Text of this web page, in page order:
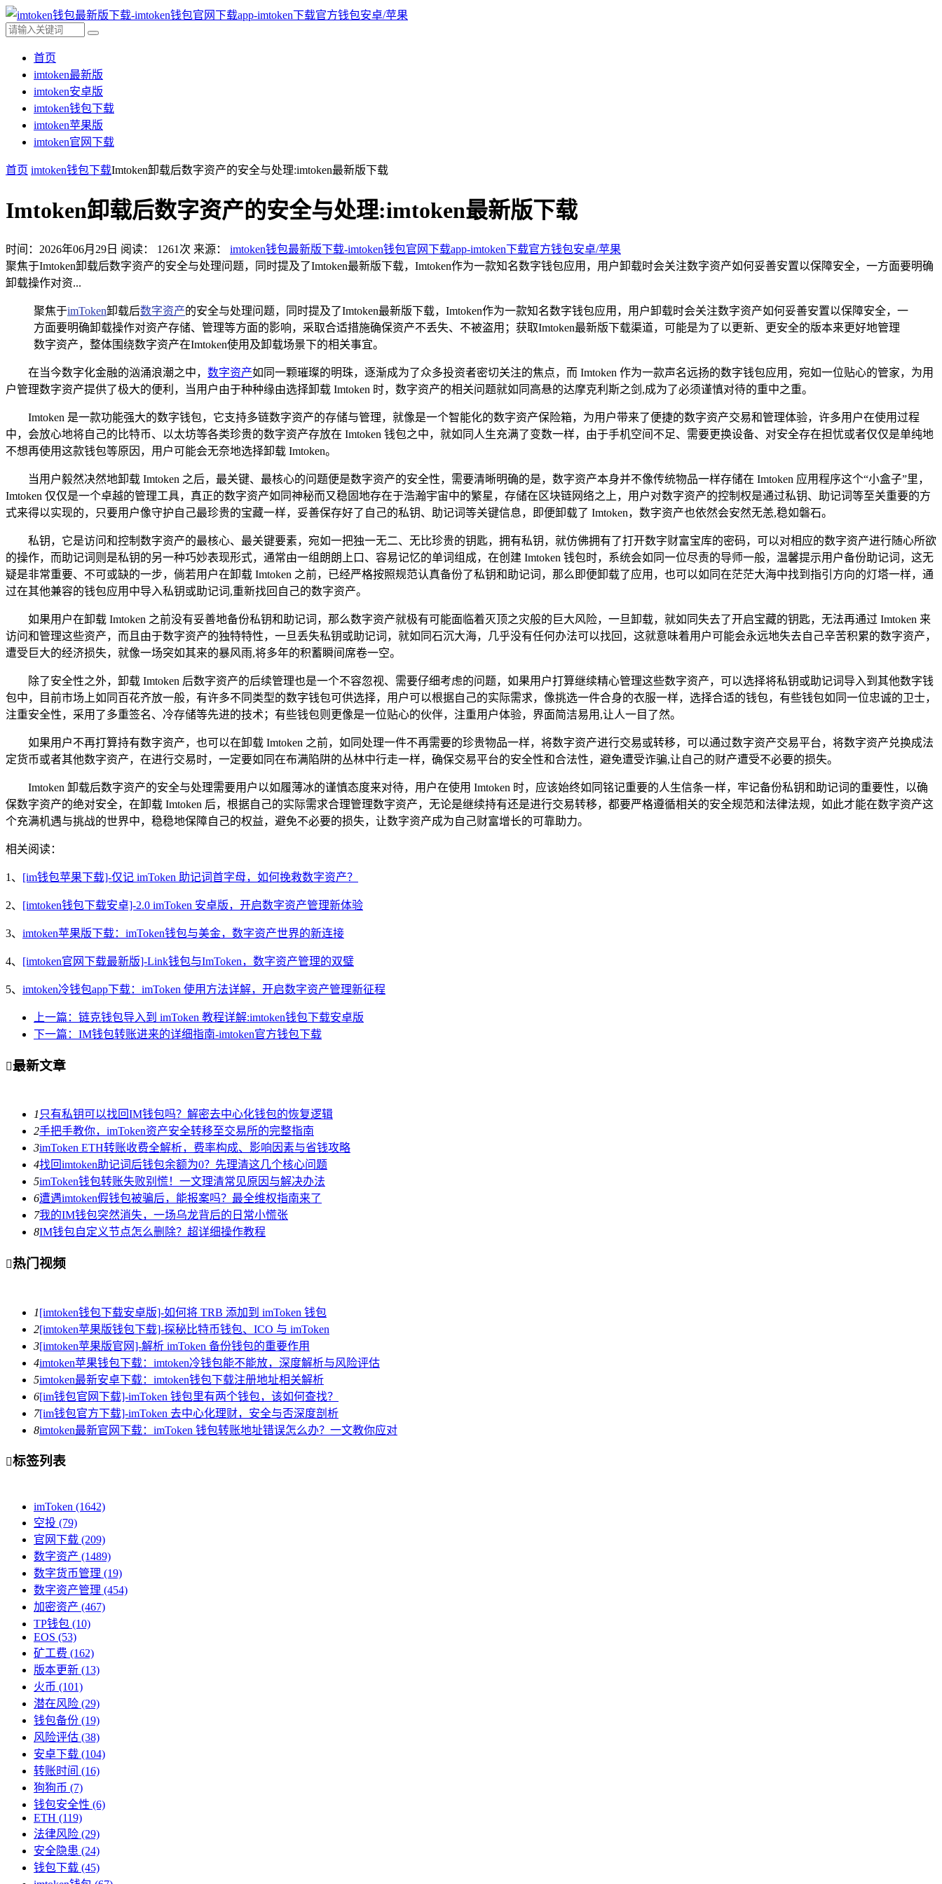
首页
imtoken最新版
imtoken安卓版
imtoken钱包下载
imtoken苹果版
imtoken官网下载
首页 imtoken钱包下载Imtoken卸载后数字资产的安全与处理:imtoken最新版下载
Imtoken卸载后数字资产的安全与处理:imtoken最新版下载
时间：2026年06月29日 阅读： 1261 次 来源： imtoken钱包最新版下载-imtoken钱包官网下载app-imtoken下载官方钱包安卓/苹果
聚焦于Imtoken卸载后数字资产的安全与处理问题，同时提及了Imtoken最新版下载，Imtoken作为一款知名数字钱包应用，用户卸载时会关注数字资产如何妥善安置以保障安全，一方面要明确
卸载操作对资...
聚焦于imToken卸载后数字资产的安全与处理问题，同时提及了Imtoken最新版下载，Imtoken作为一款知名数字钱包应用，用户卸载时会关注数字资产如何妥善安置以保障安全，一
方面要明确卸载操作对资产存储、管理等方面的影响，采取合适措施确保资产不丢失、不被盗用；获取Imtoken最新版下载渠道，可能是为了以更新、更安全的版本来更好地管理
数字资产，整体围绕数字资产在Imtoken使用及卸载场景下的相关事宜。
在当今数字化金融的汹涌浪潮之中， 数字资产如同一颗璀璨的明珠，逐渐成为了众多投资者密切关注的焦点，而 Imtoken 作为一款声名远扬的数字钱包应用，宛如一位贴心的管家，为用
户管理数字资产提供了极大的便利，当用户由于种种缘由选择卸载 Imtoken 时，数字资产的相关问题就如同高悬的达摩克利斯之剑,成为了必须谨慎对待的重中之重。
Imtoken 是一款功能强大的数字钱包，它支持多链数字资产的存储与管理，就像是一个智能化的数字资产保险箱，为用户带来了便捷的数字资产交易和管理体验，许多用户在使用过程
中，会放心地将自己的比特币、以太坊等各类珍贵的数字资产存放在 Imtoken 钱包之中，就如同人生充满了变数一样，由于手机空间不足、需要更换设备、对安全存在担忧或者仅仅是单纯地
不想再使用这款钱包等原因，用户可能会无奈地选择卸载 Imtoken。
当用户毅然决然地卸载 Imtoken 之后，最关键、最核心的问题便是数字资产的安全性，需要清晰明确的是，数字资产本身并不像传统物品一样存储在 Imtoken 应用程序这个“小盒子”里，
Imtoken 仅仅是一个卓越的管理工具，真正的数字资产如同神秘而又稳固地存在于浩瀚宇宙中的繁星，存储在区块链网络之上，用户对数字资产的控制权是通过私钥、助记词等至关重要的方
式来得以实现的，只要用户像守护自己最珍贵的宝藏一样，妥善保存好了自己的私钥、助记词等关键信息，即便卸载了 Imtoken，数字资产也依然会安然无恙,稳如磐石。
私钥，它是访问和控制数字资产的最核心、最关键要素，宛如一把独一无二、无比珍贵的钥匙，拥有私钥，就仿佛拥有了打开数字财富宝库的密码，可以对相应的数字资产进行随心所欲
的操作，而助记词则是私钥的另一种巧妙表现形式，通常由一组朗朗上口、容易记忆的单词组成，在创建 Imtoken 钱包时，系统会如同一位尽责的导师一般，温馨提示用户备份助记词，这无
疑是非常重要、不可或缺的一步，倘若用户在卸载 Imtoken 之前，已经严格按照规范认真备份了私钥和助记词，那么即便卸载了应用，也可以如同在茫茫大海中找到指引方向的灯塔一样，通
过在其他兼容的钱包应用中导入私钥或助记词,重新找回自己的数字资产。
如果用户在卸载 Imtoken 之前没有妥善地备份私钥和助记词，那么数字资产就极有可能面临着灭顶之灾般的巨大风险，一旦卸载，就如同失去了开启宝藏的钥匙，无法再通过 Imtoken 来
访问和管理这些资产，而且由于数字资产的独特特性，一旦丢失私钥或助记词，就如同石沉大海，几乎没有任何办法可以找回，这就意味着用户可能会永远地失去自己辛苦积累的数字资产，
遭受巨大的经济损失，就像一场突如其来的暴风雨,将多年的积蓄瞬间席卷一空。
除了安全性之外，卸载 Imtoken 后数字资产的后续管理也是一个不容忽视、需要仔细考虑的问题，如果用户打算继续精心管理这些数字资产，可以选择将私钥或助记词导入到其他数字钱
包中，目前市场上如同百花齐放一般，有许多不同类型的数字钱包可供选择，用户可以根据自己的实际需求，像挑选一件合身的衣服一样，选择合适的钱包，有些钱包如同一位忠诚的卫士，
注重安全性，采用了多重签名、冷存储等先进的技术；有些钱包则更像是一位贴心的伙伴，注重用户体验，界面简洁易用,让人一目了然。
如果用户不再打算持有数字资产，也可以在卸载 Imtoken 之前，如同处理一件不再需要的珍贵物品一样，将数字资产进行交易或转移，可以通过数字资产交易平台，将数字资产兑换成法
定货币或者其他数字资产，在进行交易时，一定要如同在布满陷阱的丛林中行走一样，确保交易平台的安全性和合法性，避免遭受诈骗,让自己的财产遭受不必要的损失。
Imtoken 卸载后数字资产的安全与处理需要用户以如履薄冰的谨慎态度来对待，用户在使用 Imtoken 时，应该始终如同铭记重要的人生信条一样，牢记备份私钥和助记词的重要性，以确
保数字资产的绝对安全，在卸载 Imtoken 后，根据自己的实际需求合理管理数字资产，无论是继续持有还是进行交易转移，都要严格遵循相关的安全规范和法律法规，如此才能在数字资产这
个充满机遇与挑战的世界中，稳稳地保障自己的权益，避免不必要的损失，让数字资产成为自己财富增长的可靠助力。
相关阅读：
1、 [im钱包苹果下载]-仅记 imToken 助记词首字母，如何挽救数字资产？
2、 [imtoken钱包下载安卓]-2.0 imToken 安卓版，开启数字资产管理新体验
3、 imtoken苹果版下载：imToken钱包与美金，数字资产世界的新连接
4、 [imtoken官网下载最新版]-Link钱包与ImToken，数字资产管理的双璧
5、 imtoken冷钱包app下载：imToken 使用方法详解，开启数字资产管理新征程
上一篇：链克钱包导入到 imToken 教程详解:imtoken钱包下载安卓版
下一篇：IM钱包转账进来的详细指南-imtoken官方钱包下载
最新文章
1 只有私钥可以找回IM钱包吗？解密去中心化钱包的恢复逻辑
2手把手教你，imToken资产安全转移至交易所的完整指南
3imToken ETH转账收费全解析，费率构成、影响因素与省钱攻略
4找回imtoken助记词后钱包余额为0？先理清这几个核心问题
5imToken钱包转账失败别慌！一文理清常见原因与解决办法
6遭遇imtoken假钱包被骗后，能报案吗？最全维权指南来了
7我的IM钱包突然消失，一场乌龙背后的日常小慌张
8IM钱包自定义节点怎么删除？超详细操作教程
热门视频
1[imtoken钱包下载安卓版]-如何将 TRB 添加到 imToken 钱包
2[imtoken苹果版钱包下载]-探秘比特币钱包、ICO 与 imToken
3[imtoken苹果版官网]-解析 imToken 备份钱包的重要作用
4imtoken苹果钱包下载：imtoken冷钱包能不能放，深度解析与风险评估
5imtoken最新安卓下载：imtoken钱包下载注册地址相关解析
6[im钱包官网下载]-imToken 钱包里有两个钱包，该如何查找？
7[im钱包官方下载]-imToken 去中心化理财，安全与否深度剖析
8imtoken最新官网下载：imToken 钱包转账地址错误怎么办？一文教你应对
标签列表
imToken (1642)
空投 (79)
官网下载 (209)
数字资产 (1489)
数字货币管理 (19)
数字资产管理 (454)
加密资产 (467)
TP钱包 (10)
EOS (53)
矿工费 (162)
版本更新 (13)
火币 (101)
潜在风险 (29)
钱包备份 (19)
风险评估 (38)
安卓下载 (104)
转账时间 (16)
狗狗币 (7)
钱包安全性 (6)
ETH (119)
法律风险 (29)
安全隐患 (24)
钱包下载 (45)